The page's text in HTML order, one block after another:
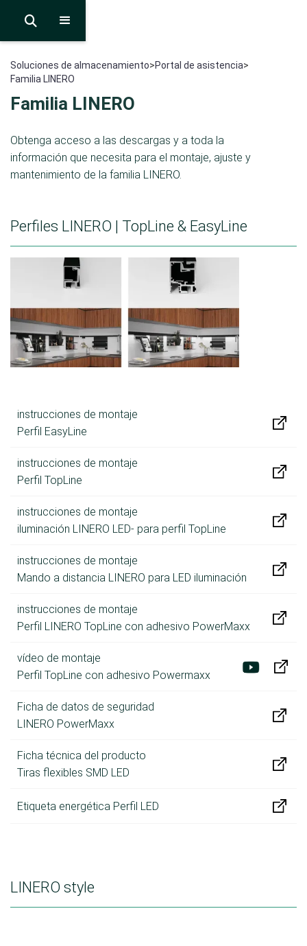

Soluciones de almacenamiento>Portal de asistencia>
Familia LINERO
Familia LINERO
Obtenga acceso a las descargas y a toda la
información que necesita para el montaje, ajuste y
mantenimiento de la familia LINERO.
Perfiles LINERO | TopLine & EasyLine
instrucciones de montaje
Perfil EasyLine
instrucciones de montaje
Perfil TopLine
instrucciones de montaje
iluminación LINERO LED- para perfil TopLine
instrucciones de montaje
Mando a distancia LINERO para LED iluminación
instrucciones de montaje
Perfil LINERO TopLine con adhesivo PowerMaxx
vídeo de montaje
Perfil TopLine con adhesivo Powermaxx
Ficha de datos de seguridad
LINERO PowerMaxx
Ficha técnica del producto
Tiras flexibles SMD LED
Etiqueta energética Perfil LED
LINERO style